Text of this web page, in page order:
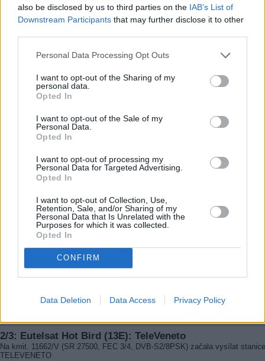
also be disclosed by us to third parties on the IAB’s List of
Downstream Participants that may further disclose it to other
Personal Data Processing Opt Outs
I want to opt-out of the Sharing of my
personal data.
Opted In
I want to opt-out of the Sale of my
Personal Data.
Opted In
I want to opt-out of processing my
Personal Data for Targeted Advertising.
Opted In
I want to opt-out of Collection, Use,
Retention, Sale, and/or Sharing of my
Personal Data that Is Unrelated with the
Purposes for which it was collected.
Opted In
CONFIRM
Data Deletion Data Access Privacy Policy
4/3: Astra 5B (31,5E): Kino 1 Ukraine, Pervij Muzykalnyj
Na kmit. 11758/H skončily programy KINO 1 UKRAINE, PERVIJ
Na kmit. 11294/H (SR 44900, FEC 2/3, DVB-S2/QPSK) začala vysílat
JANATA TV
Na kmit. 12522/V (SR 27500, FEC 3/4) zahájila pravidelné vysílání stanice
AND WONDERS TV
3/3: Türksat 3A (42E): Kadirga TV Trabzon
Na kmit. 11916/V skončila stanice KADIRGA TV TRABZON
3/3: Türksat 3A (42E): Kanal S Samsun
2/3: Eutelsat Hot Bird (13E): Neu Jerusalem
Na kmit. 12111/V (SR 27500, FEC 3/4) začal vysílat program NEU
2/3: Eutelsat Hot Bird (13E): Expo 2015 Channel
Na kmit. 12692/H (SR 27500, FEC 3/4, DVB-S2/8PSK) se objevil program
2/3: Azerspace 1 (46E): KDRTRK, Kultura Ukraine
2/3: Astra 1 (19,2E): Fashion Television
2/3: Eutelsat Hot Bird (13E): TeleVeneto
Na kmit. 11662/V (SR 27500, FEC 3/4, DVB-S2/8PSK) začala vysílat stanice
TELEVENETO